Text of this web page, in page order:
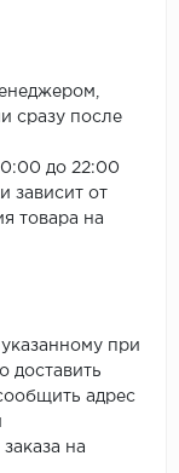
Wonderful Vinyl
сразу после
до 22:00
зависит от
товара на
при
доставить
адрес
на